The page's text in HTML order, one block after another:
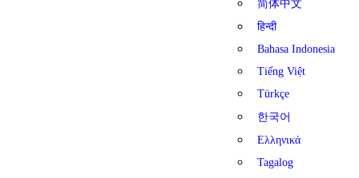
简体中文
हिन्दी
Bahasa Indonesia
Tiếng Việt
Türkçe
한국어
Ελληνικά
Tagalog